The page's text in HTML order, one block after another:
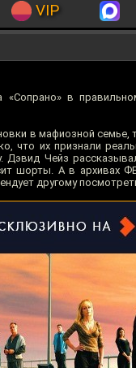
VIP
в
в мафиозной семье,
что их признали
Дэвид Чейз
шорты. А в архивах
другому